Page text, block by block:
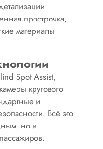
прострочка,
материалы
Spot Assist,
кругового
и
Всё это
но и